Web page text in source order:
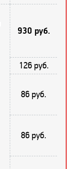
930 руб.
126 руб.
86 руб.
86 руб.